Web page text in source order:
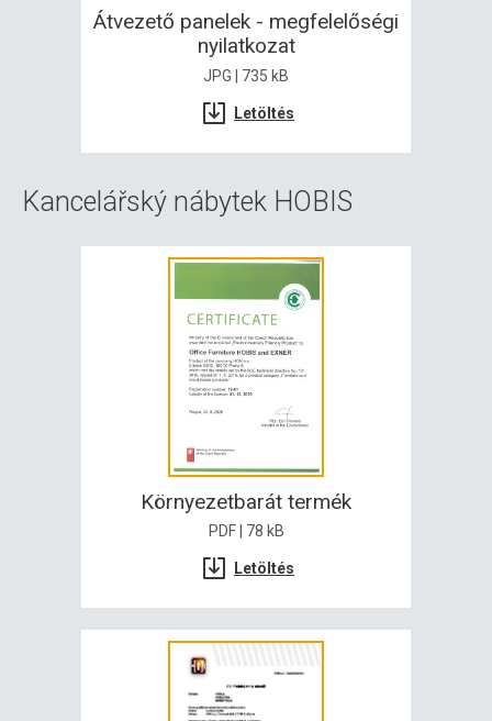
Átvezető panelek - megfelelőségi
nyilatkozat
JPG | 735 kB
Letöltés
Kancelářský nábytek HOBIS
Környezetbarát termék
PDF | 78 kB
Letöltés